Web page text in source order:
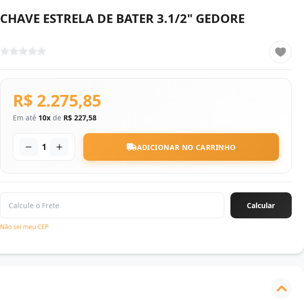
CHAVE ESTRELA DE BATER 3.1/2" GEDORE
R$ 2.275,85
Em até 10x de R$ 227,58
1 ADICIONAR NO CARRINHO
Não sei meu CEP